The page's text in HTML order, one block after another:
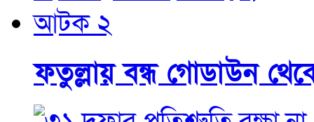
ফতুল্লায় বন্ধ গোডাউন